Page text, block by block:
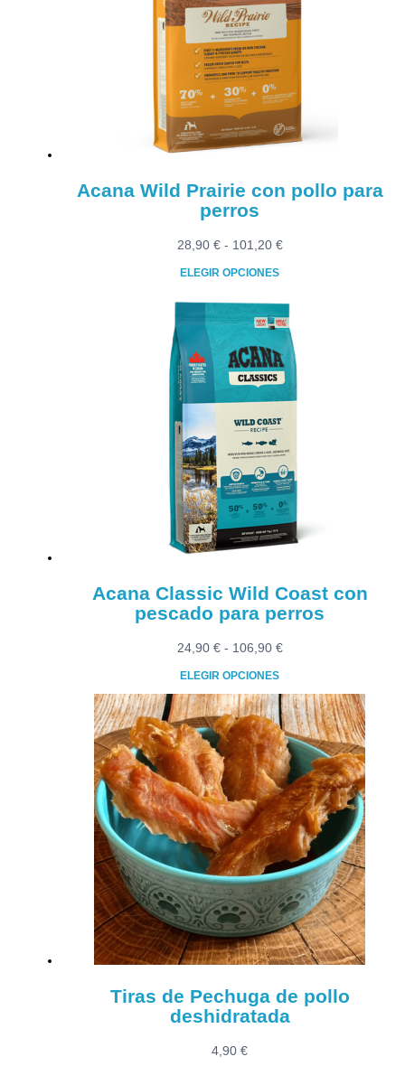
opciones
se
pueden
elegir
en
la
página
Acana Wild Prairie con pollo para
perros
28,90 € - 101,20 €Rango
desde
28,90 €
hasta
101,20 €
ELEGIR OPCIONES
Este
producto
múltiples
variantes.
Las
opciones
se
pueden
elegir
en
la
página
Acana Classic Wild Coast con
pescado para perros
24,90 € - 106,90 €Rango
desde
24,90 €
hasta
106,90 €
ELEGIR OPCIONES
Este
producto
tiene
múltiples
variantes.
Las
opciones
se
pueden
elegir
en
la
página
de
Tiras de Pechuga de pollo
deshidratada
4,90 €